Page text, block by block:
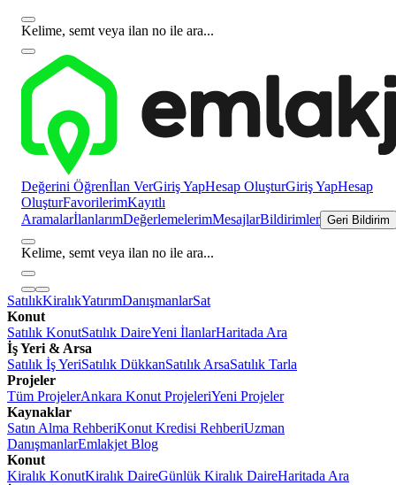
Kelime, semt veya ilan no ile ara...
Değerini Öğrenİlan VerGiriş YapHesap OluşturGiriş YapHesap
OluşturFavorilerimKayıtlı
AramalarİlanlarımDeğerlemelerimMesajlarBildirimler Geri Bildirim
Kelime, semt veya ilan no ile ara...
SatılıkKiralıkYatırımDanışmanlarSat
Konut
Satılık KonutSatılık DaireYeni İlanlarHaritada Ara
İş Yeri & Arsa
Satılık İş YeriSatılık DükkanSatılık ArsaSatılık Tarla
Projeler
Tüm ProjelerAnkara Konut ProjeleriYeni Projeler
Kaynaklar
Satın Alma RehberiKonut Kredisi RehberiUzman
DanışmanlarEmlakjet Blog
Konut
Kiralık KonutKiralık DaireGünlük Kiralık DaireHaritada Ara